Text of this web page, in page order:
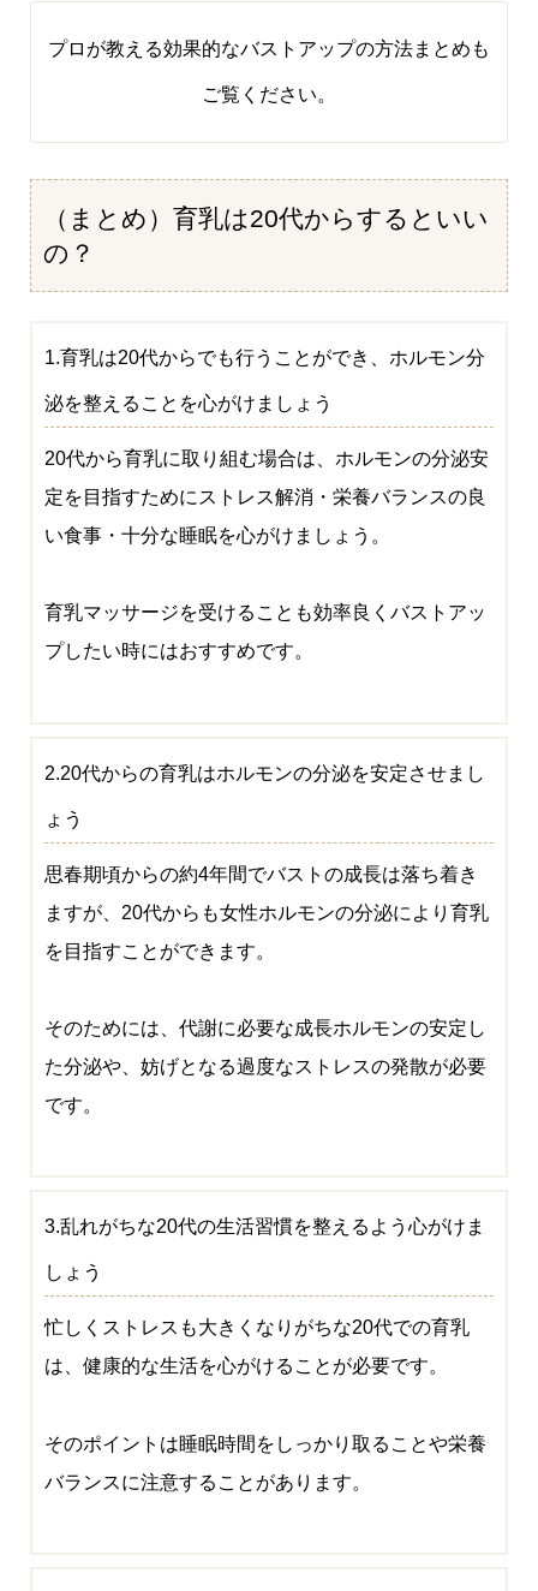
プロが教える効果的なバストアップの方法まとめ も
ご覧ください。
（まとめ）育乳は20代からするといい
の？
1.育乳は20代からでも行うことができ、ホルモン分
泌を整えることを心がけましょう
20代から育乳に取り組む場合は、ホルモンの分泌安
定を目指すためにストレス解消・栄養バランスの良
い食事・十分な睡眠を心がけましょう。
育乳マッサージを受けることも効率良くバストアッ
プしたい時にはおすすめです。
2.20代からの育乳はホルモンの分泌を安定させまし
ょう
思春期頃からの約4年間でバストの成長は落ち着き
ますが、20代からも女性ホルモンの分泌により育乳
を目指すことができます。
そのためには、代謝に必要な成長ホルモンの安定し
た分泌や、妨げとなる過度なストレスの発散が必要
です。
3.乱れがちな20代の生活習慣を整えるよう心がけま
しょう
忙しくストレスも大きくなりがちな20代での育乳
は、健康的な生活を心がけることが必要です。
そのポイントは睡眠時間をしっかり取ることや栄養
バランスに注意することがあります。